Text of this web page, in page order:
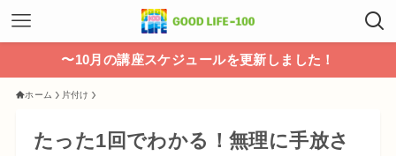
〜10月の講座スケジュールを更新しました！
ホーム 片付け
たった1回でわかる！無理に手放さ